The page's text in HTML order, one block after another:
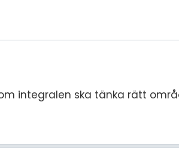
integralen ska tänka rätt